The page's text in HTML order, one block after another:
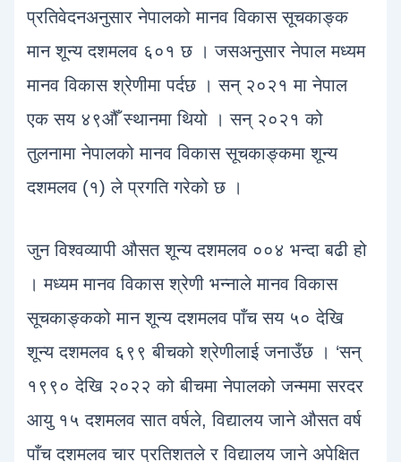
प्रतिवेदनअनुसार नेपालको मानव विकास सूचकाङ्क
मान शून्य दशमलव ६०१ छ । जसअनुसार नेपाल मध्यम
मानव विकास श्रेणीमा पर्दछ । सन् २०२१ मा नेपाल
एक सय ४९औँ स्थानमा थियो । सन् २०२१ को
तुलनामा नेपालको मानव विकास सूचकाङ्कमा शून्य
दशमलव (१) ले प्रगति गरेको छ ।
जुन विश्वव्यापी औसत शून्य दशमलव ००४ भन्दा बढी हो
। मध्यम मानव विकास श्रेणी भन्नाले मानव विकास
सूचकाङ्कको मान शून्य दशमलव पाँच सय ५० देखि
शून्य दशमलव ६९९ बीचको श्रेणीलाई जनाउँछ । ‘सन्
१९९० देखि २०२२ को बीचमा नेपालको जन्ममा सरदर
आयु १५ दशमलव सात वर्षले, विद्यालय जाने औसत वर्ष
पाँच दशमलव चार प्रतिशतले र विद्यालय जाने अपेक्षित